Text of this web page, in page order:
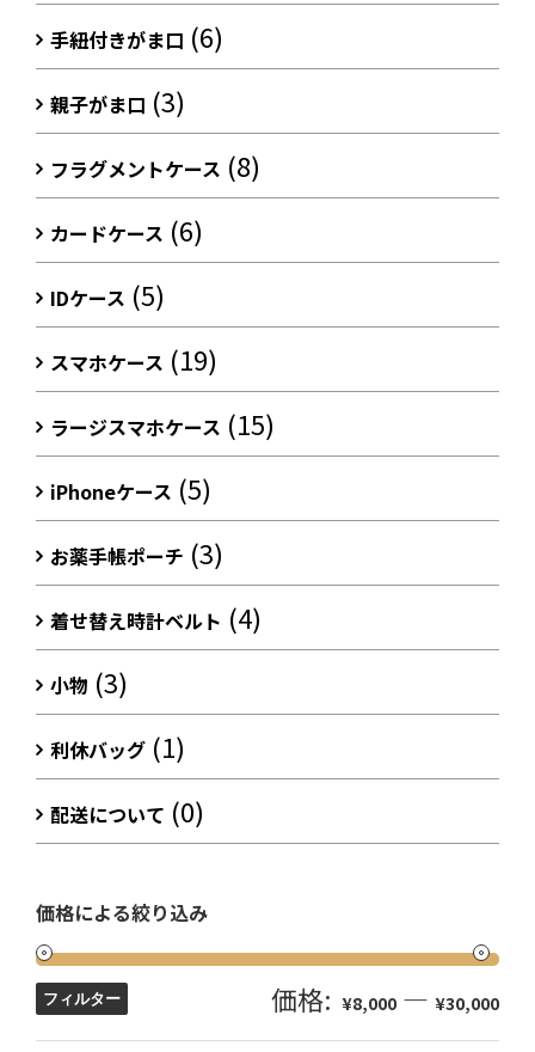
手紐付きがま口 (6)
親子がま口 (3)
フラグメントケース (8)
カードケース (6)
IDケース (5)
スマホケース (19)
ラージスマホケース (15)
iPhoneケース (5)
お薬手帳ポーチ (3)
着せ替え時計ベルト (4)
小物 (3)
利休バッグ (1)
配送について (0)
価格による絞り込み
フィルター 価格: ¥8,000 — ¥30,000